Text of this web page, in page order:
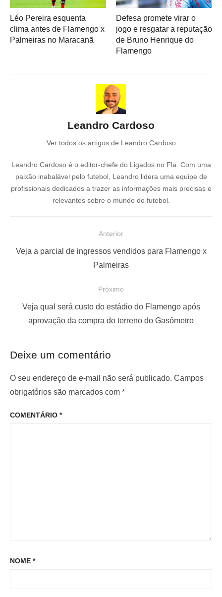
Léo Pereira esquenta
clima antes de Flamengo x
Palmeiras no Maracanã
Defesa promete virar o
jogo e resgatar a reputação
de Bruno Henrique do
Flamengo
Leandro Cardoso
Ver todos os artigos de Leandro Cardoso
Leandro Cardoso é o editor-chefe do Ligados no Fla. Com uma
paixão inabalável pelo futebol, Leandro lidera uma equipe de
profissionais dedicados a trazer as informações mais precisas e
relevantes sobre o mundo do futebol.
o
e
P
o
Anterior
P
i
o
:
Veja a parcial de ingressos vendidos para Flamengo x
Palmeiras
Próximo
m
o
o
Veja qual será custo do estádio do Flamengo após
aprovação da compra do terreno do Gasômetro
Deixe um comentário
O seu endereço de e-mail não será publicado. Campos
obrigatórios são marcados com *
COMENTÁRIO *
NOME *